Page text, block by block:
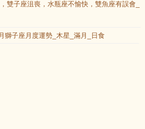
雙子座沮喪，水瓶座不愉快，雙魚座有誤會_
獅子座月度運勢_木星_滿月_日食